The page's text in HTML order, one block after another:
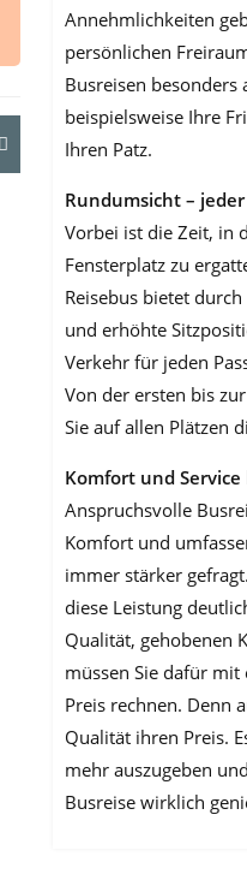
Annehmlichkeiten
persönlichen
Busreisen besonders
beispielsweise Ihre
Ihren Patz.
Rundumsicht –
Vorbei ist die Zeit, in
Fensterplatz zu
Reisebus bietet
und erhöhte
Verkehr für jeden
Von der ersten bis
Sie auf allen Plätzen
Komfort und
Anspruchsvolle
Komfort und
immer stärker
diese Leistung
Qualität, gehobenen
müssen Sie dafür mit
Preis rechnen. Denn
Qualität ihren Preis.
mehr auszugeben
Busreise wirklich